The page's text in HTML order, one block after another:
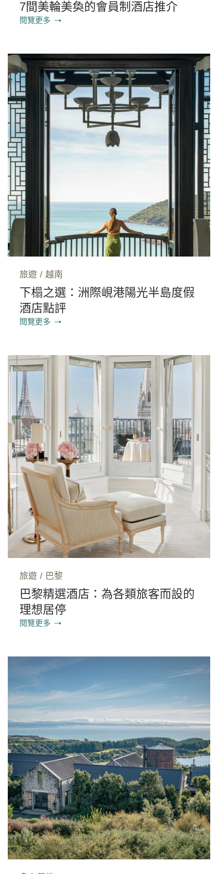
7間美輪美奐的會員制酒店推介
閱覽更多
旅遊 / 越南
下榻之選：洲際峴港陽光半島度假
酒店點評
閱覽更多
旅遊 / 巴黎
巴黎精選酒店：為各類旅客而設的
理想居停
閱覽更多